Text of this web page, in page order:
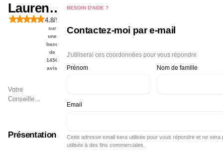
Laurenza
marie
DIJOUX
4.8/5
sur
une
base
de
1456
avis
Votre
Conseiller
Présentation
BESOIN D'AIDE ?
Contactez-moi par e-mail
J'utiliserai ces coordonnées pour vous répondre
Prénom
Nom de famille
Email
Cette adresse email sera utilisée pour vous répondre et ne sera
utilisée à des fins commerciales.